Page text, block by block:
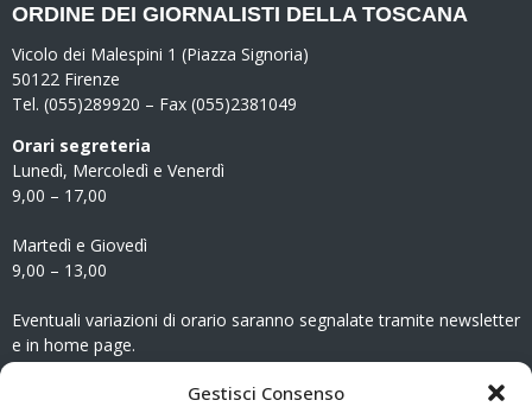
Gestisci Consenso
ORDINE DEI GIORNALISTI DELLA TOSCANA
Vicolo dei Malespini 1 (Piazza Signoria)
50122 Firenze
Tel. (055)289920 – Fax (055)2381049
Orari segreteria
Lunedì, Mercoledì e Venerdì
9,00 – 17,00
Martedì e Giovedì
9,00 – 13,00
Eventuali variazioni di orario saranno segnalate tramite newsletter
e in home page.